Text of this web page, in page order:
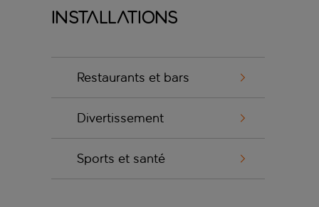
Installations
Restaurants et bars
Divertissement
Sports et santé